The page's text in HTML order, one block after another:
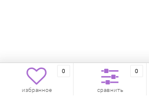
0
избранное
0
сравнить